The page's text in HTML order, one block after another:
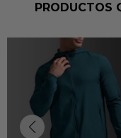
PRODUCTOS